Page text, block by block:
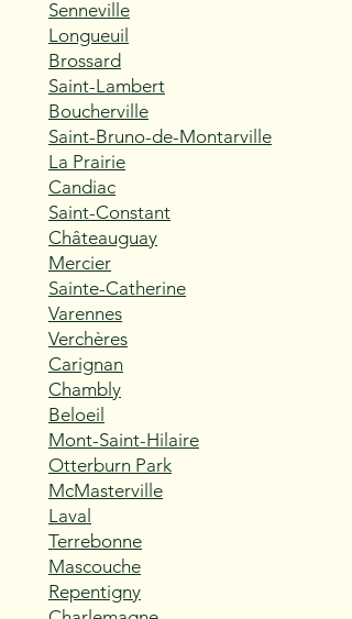
Senneville
Longueuil
Brossard
Saint-Lambert
Boucherville
Saint-Bruno-de-Montarville
La Prairie
Candiac
Saint-Constant
Châteauguay
Mercier
Sainte-Catherine
Varennes
Verchères
Carignan
Chambly
Beloeil
Mont-Saint-Hilaire
Otterburn Park
McMasterville
Laval
Terrebonne
Mascouche
Repentigny